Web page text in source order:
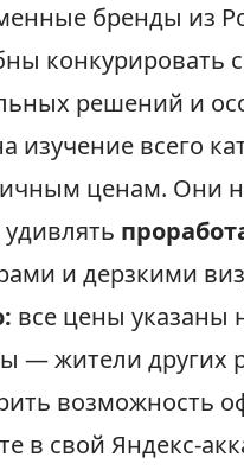
бренды из
конкурировать
решений и
изучение всего
ценам. Они
и дерзкими
все цены указаны
— жители других
возможность
в свой Яндекс-